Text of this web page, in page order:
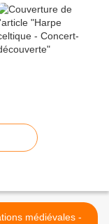
médiévales -